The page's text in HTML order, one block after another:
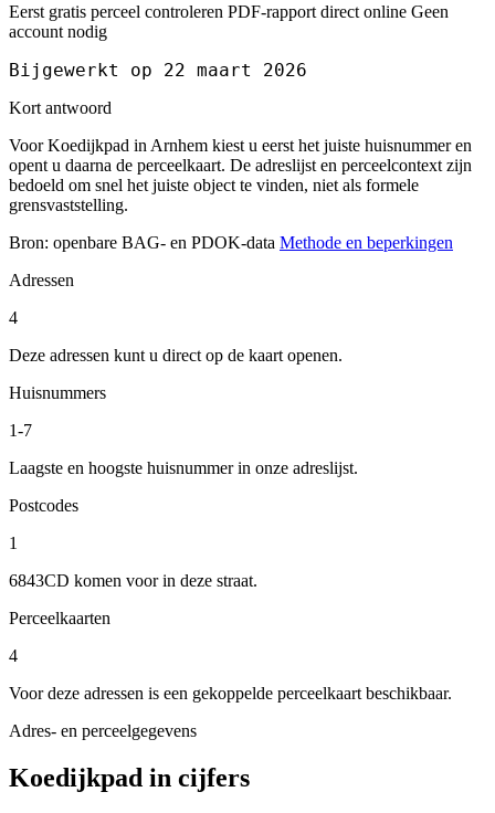
Eerst gratis perceel controleren PDF-rapport direct online Geen
account nodig
Bijgewerkt op 22 maart 2026
Kort antwoord
Voor Koedijkpad in Arnhem kiest u eerst het juiste huisnummer en
opent u daarna de perceelkaart. De adreslijst en perceelcontext zijn
bedoeld om snel het juiste object te vinden, niet als formele
grensvaststelling.
Bron: openbare BAG- en PDOK-data Methode en beperkingen
Adressen
4
Deze adressen kunt u direct op de kaart openen.
Huisnummers
1-7
Laagste en hoogste huisnummer in onze adreslijst.
Postcodes
1
6843CD komen voor in deze straat.
Perceelkaarten
4
Voor deze adressen is een gekoppelde perceelkaart beschikbaar.
Adres- en perceelgegevens
Koedijkpad in cijfers